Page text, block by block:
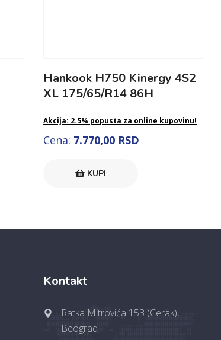
Hankook H750 Kinergy 4S2
XL 175/65/R14 86H
Akcija: 2.5% popusta za online kupovinu!
Cena: 7.770,00 RSD
KUPI
Kontakt
Ratka Mitrovića 153 (Cerak),
Beograd